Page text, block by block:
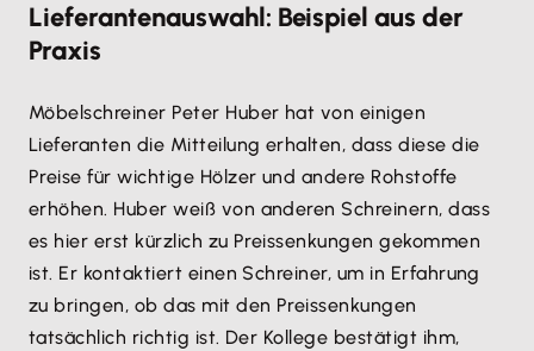
Lieferantenauswahl: Beispiel aus der
Praxis
Möbelschreiner Peter Huber hat von einigen
Lieferanten die Mitteilung erhalten, dass diese die
Preise für wichtige Hölzer und andere Rohstoffe
erhöhen. Huber weiß von anderen Schreinern, dass
es hier erst kürzlich zu Preissenkungen gekommen
ist. Er kontaktiert einen Schreiner, um in Erfahrung
zu bringen, ob das mit den Preissenkungen
tatsächlich richtig ist. Der Kollege bestätigt ihm,